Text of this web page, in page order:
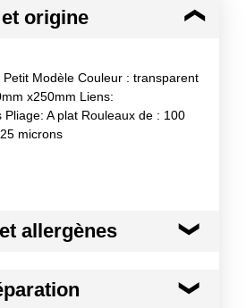
origine
Modèle Couleur : transparent
x250mm Liens:
Pliage: A plat Rouleaux de : 100
microns
allergènes